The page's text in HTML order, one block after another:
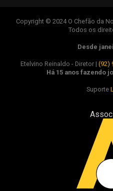
Copyright © 2024 O Chefão da
Todos os
Desde
Etelvino Reinaldo - Diretor | (92)
Há 15 anos fazendo
Suporte